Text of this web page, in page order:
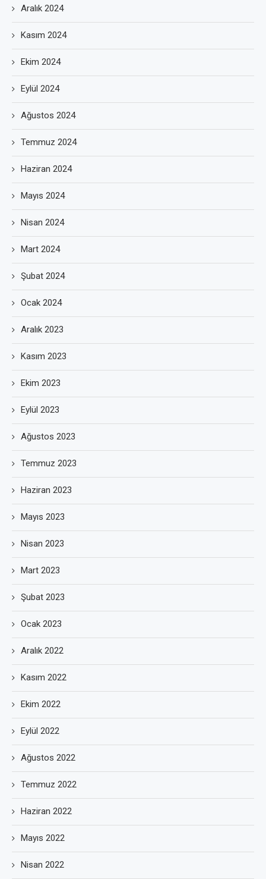
Aralık 2024
Kasım 2024
Ekim 2024
Eylül 2024
Ağustos 2024
Temmuz 2024
Haziran 2024
Mayıs 2024
Nisan 2024
Mart 2024
Şubat 2024
Ocak 2024
Aralık 2023
Kasım 2023
Ekim 2023
Eylül 2023
Ağustos 2023
Temmuz 2023
Haziran 2023
Mayıs 2023
Nisan 2023
Mart 2023
Şubat 2023
Ocak 2023
Aralık 2022
Kasım 2022
Ekim 2022
Eylül 2022
Ağustos 2022
Temmuz 2022
Haziran 2022
Mayıs 2022
Nisan 2022